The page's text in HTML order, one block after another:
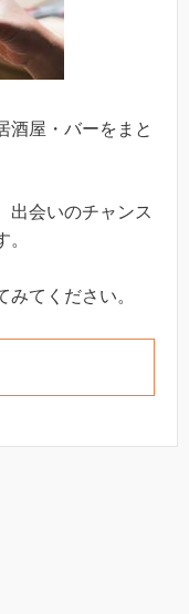
酒屋・バーをまと
出会いのチャンス
てください。